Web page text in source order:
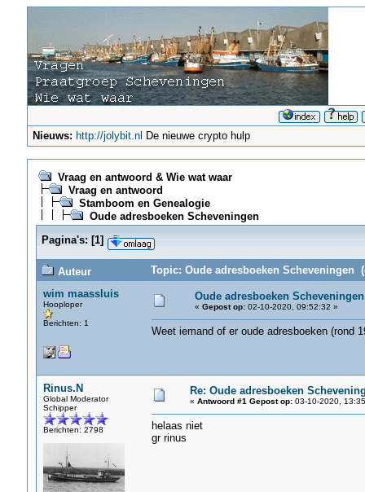
Nieuws: http://jolybit.nl De nieuwe crypto hulp
Vraag en antwoord & Wie wat waar
Vraag en antwoord
Stamboom en Genealogie
Oude adresboeken Scheveningen
Pagina's: [1]
Auteur
Topic: Oude adresboeken Scheveningen
wim maassluis
Hooploper
Berichten: 1
Oude adresboeken Scheveningen
« Gepost op:02-10-2020, 09:52:32 »
Weet iemand of er oude adresboeken (rond
Rinus.N
Global Moderator
Schipper
Berichten: 2798
Re: Oude adresboeken
« Antwoord #1 Gepost op:03-10-2020,
helaas niet
gr rinus